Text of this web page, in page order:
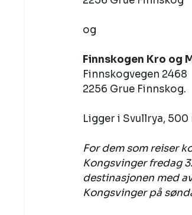
og
Finnskogen Kro og
Finnskogvegen 2468
2256 Grue Finnskog.
Ligger i Svullrya,
For dem som reiser
Kongsvinger fredag
destinasjonen med
Kongsvinger på